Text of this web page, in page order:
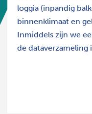
loggia (inpandig
binnenklimaat en
Inmiddels zijn we
de dataverzameling